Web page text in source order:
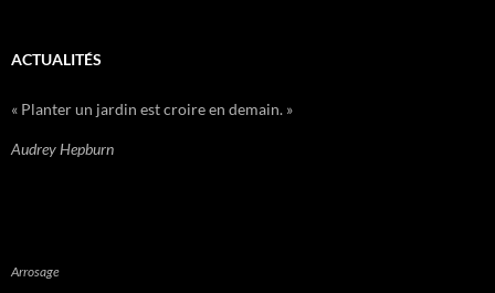
ACTUALITÉS
« Planter un jardin est croire en demain. »
Audrey Hepburn
Arrosage